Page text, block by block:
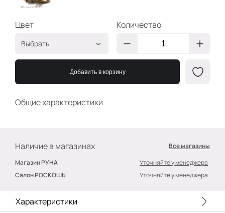
Общие характеристики
Наличие в магазинах
Все магазины
Магазин РУНА
Уточняйте у менеджера
Салон РОСКОШЬ
Уточняйте у менеджера
Цвет
Выбрать
G/Стразы
2400000390152
Количество
Добавить в корзину
Характеристики